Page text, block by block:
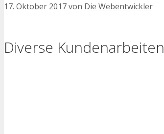
17. Oktober 2017von Die Webentwickler
Diverse Kundenarbeiten